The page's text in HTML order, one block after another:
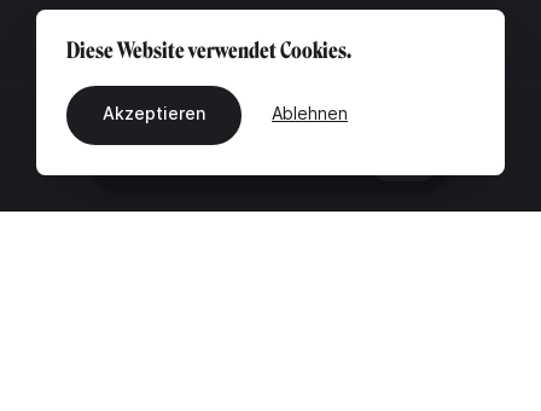
Diese Website verwendet Cookies.
Akzeptieren Ablehnen